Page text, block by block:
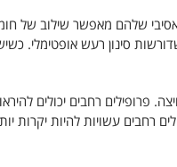
שלהם מאפשר שילוב של
סינון רעש אופטימלי.
פרופילים רחבים יכולים
רחבים עשויות להיות יקרות